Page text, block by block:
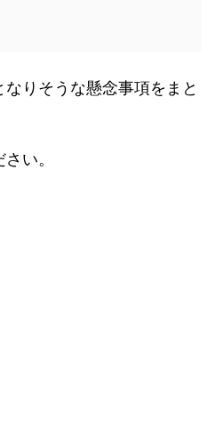
りそうな懸念事項をまと
い。